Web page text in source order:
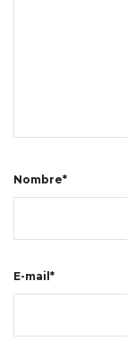
Nombre*
E-mail*